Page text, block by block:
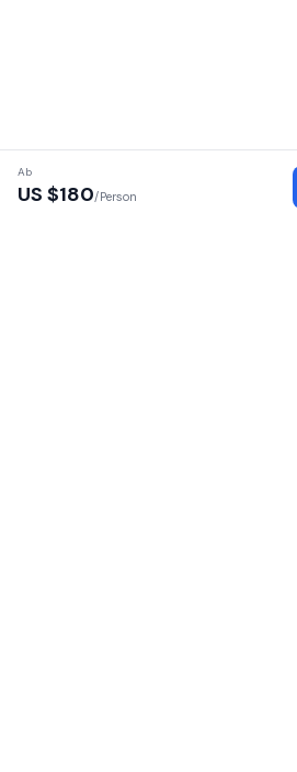
Ab
US $180/Person